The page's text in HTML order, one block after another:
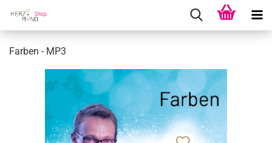
Far­ben - MP3